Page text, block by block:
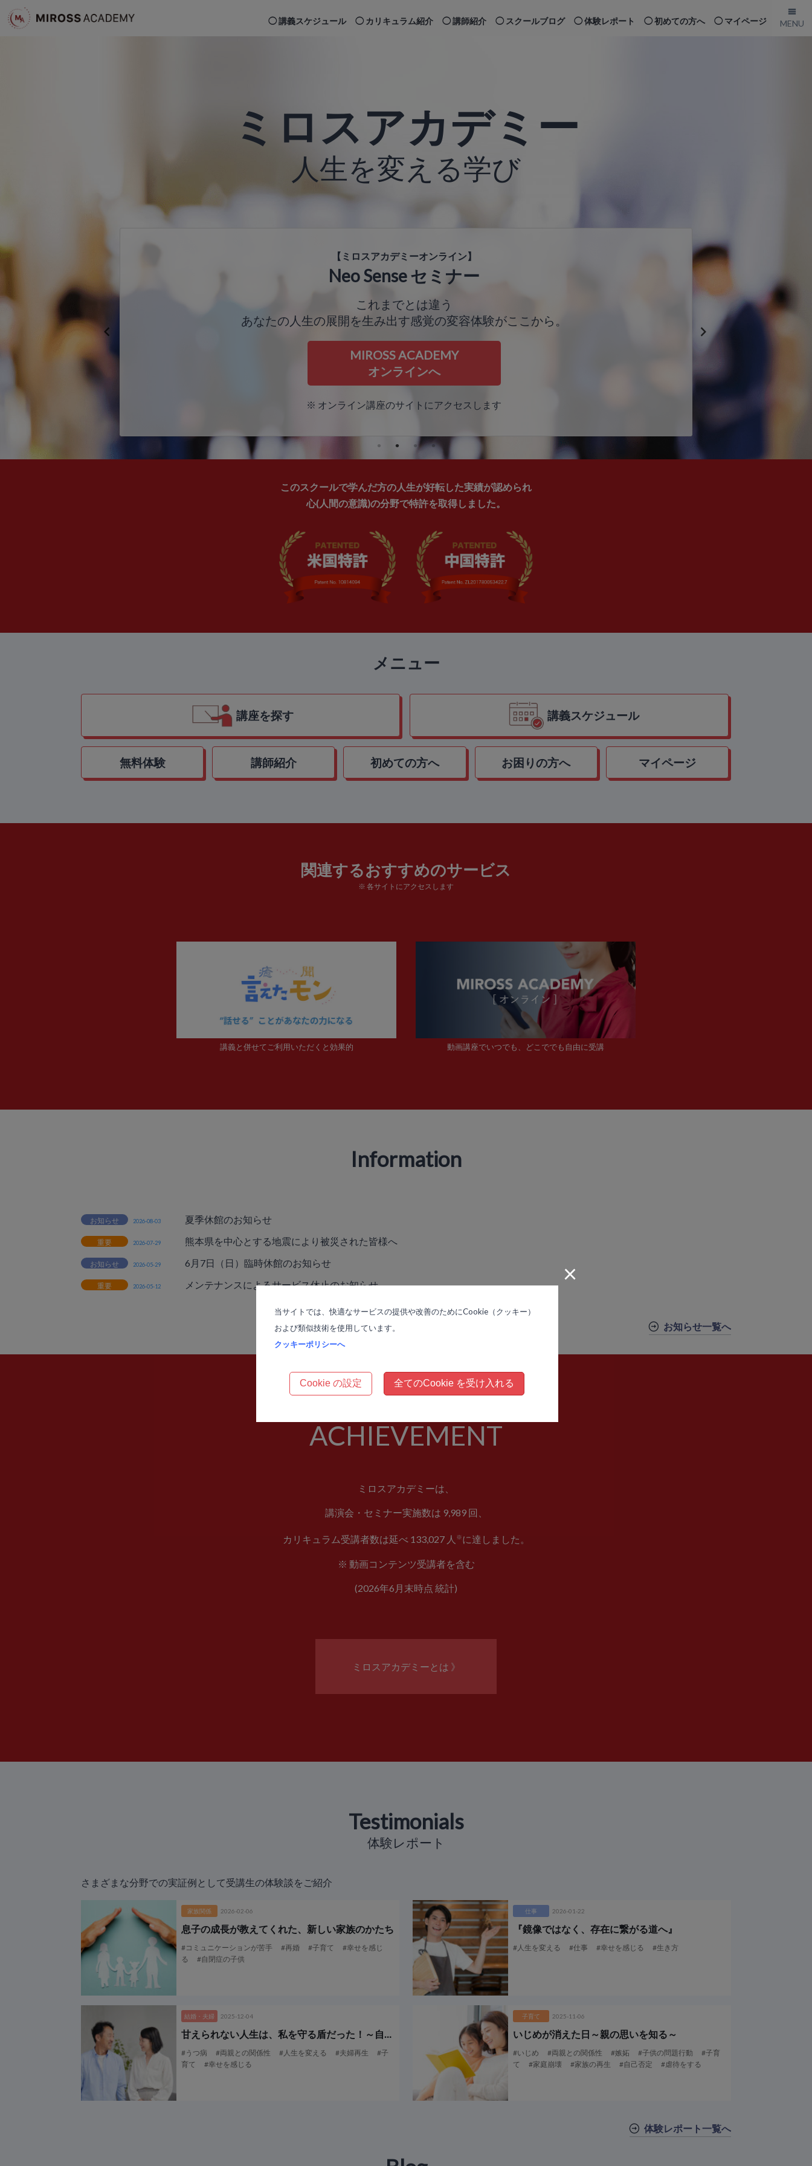
マイページ
初めての方へ
体験レポート
スクールブログ
講師紹介
カリキュラム紹介
講義スケジュール
ミロスアカデミー
人生を変える学び
スタート
【ミロスアカデミーオンライン】
Neo Sense セミナー
これまでとは違う
あなたの人生の展開を生み出す感覚の変容体験がここから。
MIROSS ACADEMY
オンラインへ
※ オンライン講座のサイトにアクセスします
Next
このスクールで学んだ方の人生が好転した実績が認められ
心(人間の意識)の分野で特許を取得しました。
メニュー
講座を探す 講義スケジュール
無料体験 講師紹介 初めての方へ お困りの方へ マイページ
関連するおすすめのサービス
※ 各サイトにアクセスします
講義と併せてご利用いただくと効果的 動画講座でいつでも、どこででも自由に受講
Information
お知らせ 2026-08-03 夏季休館のお知らせ
重要 2026-07-29 熊本県を中心とする地震により被災された皆様へ
お知らせ 2026-05-29 6月7日（日）臨時休館のお知らせ
重要 2026-05-12 メンテナンスによるサービス休止のお知らせ
お知らせ一覧へ
ACHIEVEMENT
ミロスアカデミーは、
講演会・セミナー実施数は 9,989 回、
カリキュラム受講者数は延べ 133,027 人 ※に達しました。
※ 動画コンテンツ受講者を含む
(2026年6月末時点 統計)
ミロスアカデミーとは 》
Testimonials
体験レポート
さまざまな分野での実証例として受講生の体験談をご紹介
家族関係 2026-02-06
息子の成長が教えてくれた、新しい家族のかたち
#コミュニケーションが苦手 #再婚 #子育て
#幸せを感じ
る
#自閉症の子供
仕事 2026-01-22
『鏡像ではなく、存在に繋がる道へ』
#人生を変える #仕事 #幸せを感じる #生き方
結婚・夫婦 2025-12-04
甘えられない人生は、私を守る盾だった！ ～自己否定の人生の終焉～
#うつ病 #両親との関係性 #人生を変える #夫婦再生
#子
育て
#幸せを感じる
子育て 2025-11-06
いじめが消えた日 ～親の思いを知る～
#いじめ #両親との関係性 #嫉妬 #子供の問題行動
#子育
て
#家庭崩壊 #家族の再生 #自己否定 #虐待をする
体験レポート一覧へ
×
当サイトでは、快適なサービスの提供や改善のためにCookie（クッキー）
および類似技術を使用しています。
クッキーポリシーへ
Cookie の設定 全てのCookie を受け入れる